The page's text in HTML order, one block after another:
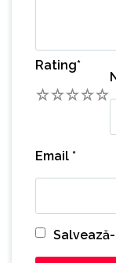
Rating*
5
4
3
2
Email *